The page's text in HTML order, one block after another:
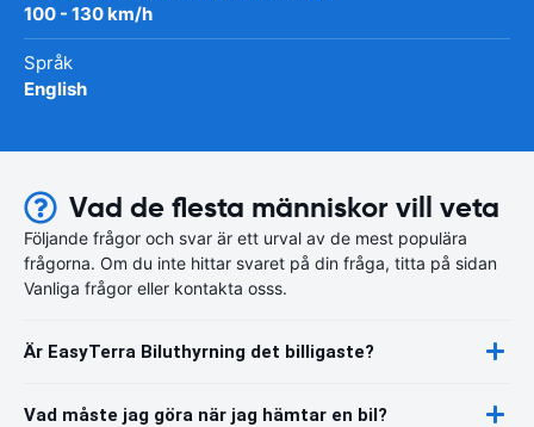
100 - 130 km/h
Språk
English
Vad de flesta människor vill veta
Följande frågor och svar är ett urval av de mest populära
frågorna. Om du inte hittar svaret på din fråga, titta på sidan
Vanliga frågor eller kontakta osss.
Är EasyTerra Biluthyrning det billigaste?
Vad måste jag göra när jag hämtar en bil?